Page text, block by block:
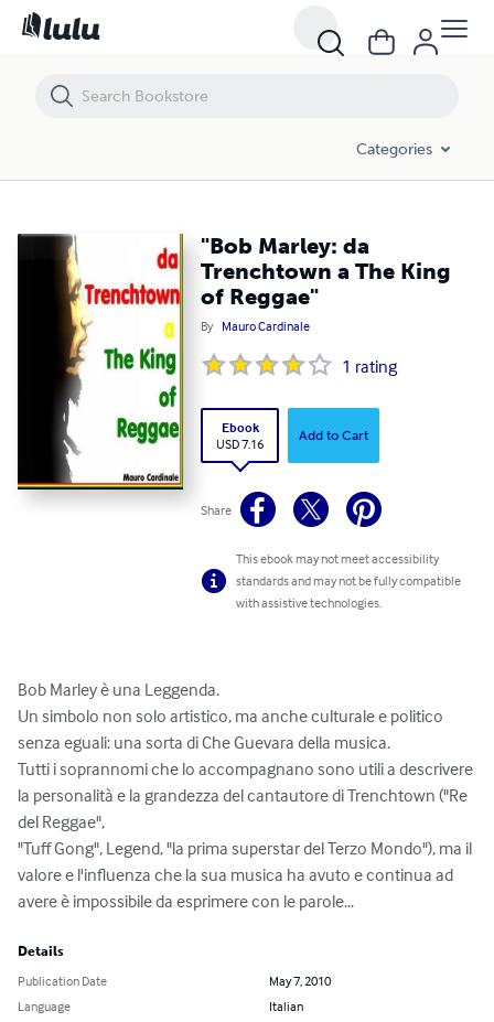
Categories
"Bob Marley: da
Trenchtown a The King
of Reggae"
By Mauro Cardinale
1 rating
Ebook
USD 7.16
Add to Cart
Share
This ebook may not meet accessibility
standards and may not be fully compatible
with assistive technologies.
Bob Marley è una Leggenda.
Un simbolo non solo artistico, ma anche culturale e politico
senza eguali: una sorta di Che Guevara della musica.
Tutti i soprannomi che lo accompagnano sono utili a descrivere
la personalità e la grandezza del cantautore di Trenchtown ("Re
del Reggae",
"Tuff Gong", Legend, "la prima superstar del Terzo Mondo"), ma il
valore e l'influenza che la sua musica ha avuto e continua ad
avere è impossibile da esprimere con le parole...
Details
Publication Date
May 7, 2010
Language
Italian
"Bob Marley: da Trenchtown a The King of Reggae"